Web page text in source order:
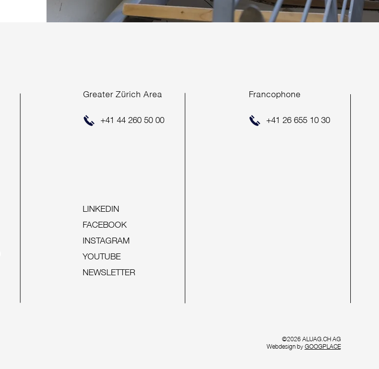
Greater Zürich Area
+41 44 260 50 00
LINKEDIN
FACEBOOK
INSTAGRAM
YOUTUBE
NEWSLETTER
Francophone
+41 26 655 10 30
©2026 ALUAG.CH AG
Webdesign byGOOGPLACE